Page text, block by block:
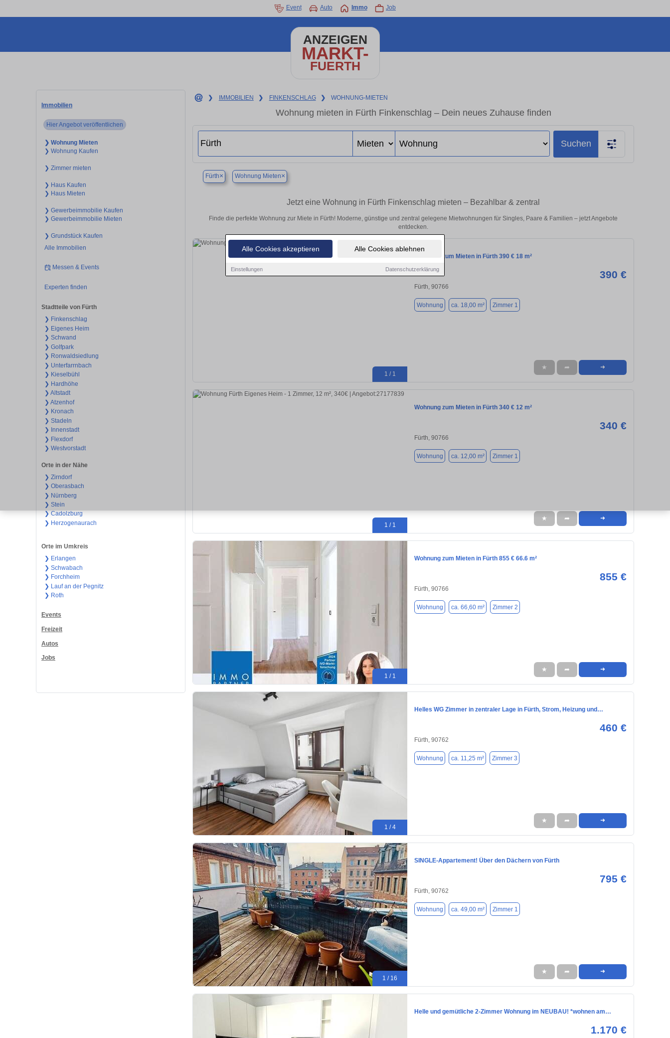
Alle Cookies akzeptieren Alle Cookies ablehnen
Einstellungen Datenschutzerklärung
Event Auto Immo Job
ANZEIGEN
MARKT-
FUERTH
Immobilien
Hier Angebot veröffentlichen
❯ Wohnung Mieten
❯ Wohnung Kaufen
❯ Zimmer mieten
❯ Haus Kaufen
❯ Haus Mieten
❯ Gewerbeimmobilie Kaufen
❯ Gewerbeimmobilie Mieten
❯ Grundstück Kaufen
Alle Immobilien
Messen & Events
Experten finden
Stadtteile von Fürth
❯ Finkenschlag
❯ Eigenes Heim
❯ Schwand
❯ Golfpark
❯ Ronwaldsiedlung
❯ Unterfarrnbach
❯ Kieselbühl
❯ Hardhöhe
❯ Altstadt
❯ Atzenhof
❯ Kronach
❯ Stadeln
❯ Innenstadt
❯ Flexdorf
❯ Westvorstadt
Orte in der Nähe
❯ Zirndorf
❯ Oberasbach
❯ Nürnberg
❯ Stein
❯ Cadolzburg
❯ Herzogenaurach
Orte im Umkreis
❯ Erlangen
❯ Schwabach
❯ Forchheim
❯ Lauf an der Pegnitz
❯ Roth
Events
Freizeit
Autos
Jobs
❯ IMMOBILIEN ❯ FINKENSCHLAG ❯ WOHNUNG-MIETEN
Wohnung mieten in Fürth Finkenschlag – Dein neues Zuhause finden
Suchen
Fürth× Wohnung Mieten×
Jetzt eine Wohnung in Fürth Finkenschlag mieten – Bezahlbar & zentral
Finde die perfekte Wohnung zur Miete in Fürth! Moderne, günstige und zentral gelegene Mietwohnungen für Singles, Paare & Familien – jetzt Angebote
entdecken.
1 / 1
Wohnung zum Mieten in Fürth 390 € 18 m²
390 €
Fürth, 90766
Wohnung ca. 18,00 m² Zimmer 1
★ ➦ ➜
1 / 1
Wohnung zum Mieten in Fürth 340 € 12 m²
340 €
Fürth, 90766
Wohnung ca. 12,00 m² Zimmer 1
★ ➦ ➜
1 / 1
Wohnung zum Mieten in Fürth 855 € 66.6 m²
855 €
Fürth, 90766
Wohnung ca. 66,60 m² Zimmer 2
★ ➦ ➜
1 / 4
Helles WG Zimmer in zentraler Lage in Fürth, Strom, Heizung und…
460 €
Fürth, 90762
Wohnung ca. 11,25 m² Zimmer 3
★ ➦ ➜
1 / 16
SINGLE-Appartement! Über den Dächern von Fürth
795 €
Fürth, 90762
Wohnung ca. 49,00 m² Zimmer 1
★ ➦ ➜
Helle und gemütliche 2-Zimmer Wohnung im NEUBAU! *wohnen am…
1.170 €